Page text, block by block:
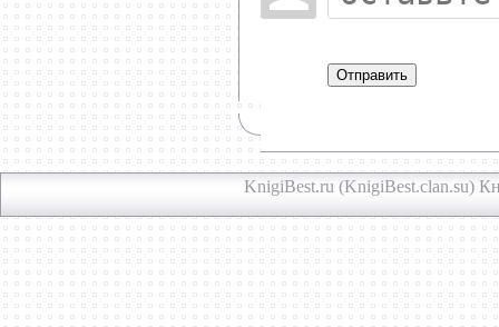
Отправить
KnigiBest.ru (KnigiBest.clan.su)